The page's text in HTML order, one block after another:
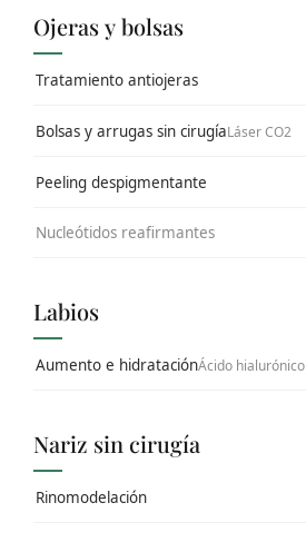
Ojeras y bolsas
Tratamiento antiojeras
Bolsas y arrugas sin cirugíaLáser CO2
Peeling despigmentante
Nucleótidos reafirmantes
Labios
Aumento e hidrataciónÁcido hialurónico
Nariz sin cirugía
Rinomodelación